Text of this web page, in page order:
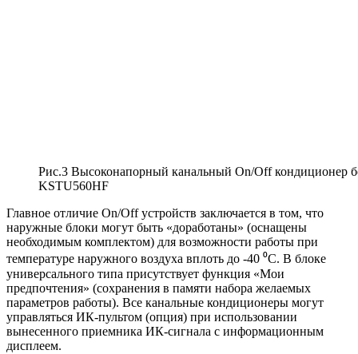
Рис.3 Высоконапорный канальный On/Off кондиционер
KSTU560HF
Главное отличие On/Off устройств заключается в том, что
наружные блоки могут быть «доработаны» (оснащены
необходимым комплектом) для возможности работы при
температуре наружного воздуха вплоть до -40 ⁰С. В блоке
универсального типа присутствует функция «Мои
предпочтения» (сохранения в памяти набора желаемых
параметров работы). Все канальные кондиционеры могут
управляться ИК-пультом (опция) при использовании
вынесенного приемника ИК-сигнала с информационным
дисплеем.